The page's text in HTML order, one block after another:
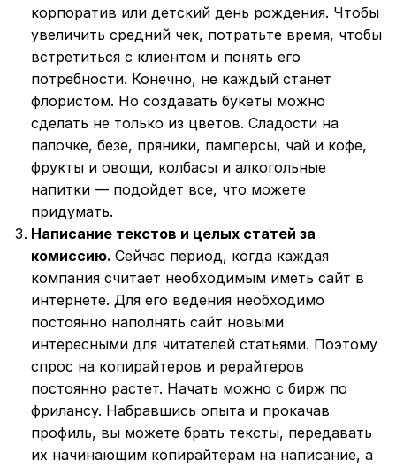
корпоратив или детский день рождения. Чтобы
увеличить средний чек, потратьте время, чтобы
встретиться с клиентом и понять его
потребности. Конечно, не каждый станет
флористом. Но создавать букеты можно
сделать не только из цветов. Сладости на
палочке, безе, пряники, памперсы, чай и кофе,
фрукты и овощи, колбасы и алкогольные
напитки — подойдет все, что можете
придумать.
Написание текстов и целых статей за
комиссию. Сейчас период, когда каждая
компания считает необходимым иметь сайт в
интернете. Для его ведения необходимо
постоянно наполнять сайт новыми
интересными для читателей статьями. Поэтому
спрос на копирайтеров и рерайтеров
постоянно растет. Начать можно с бирж по
фрилансу. Набравшись опыта и прокачав
профиль, вы можете брать тексты, передавать
их начинающим копирайтерам на написание, а